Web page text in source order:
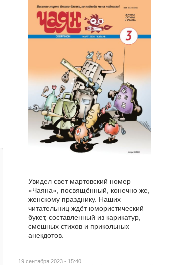
19 сентября 2023 - 15:40
Увидел свет мартовский номер
«Чаяна», посвящённый, конечно же,
женскому празднику. Наших
читательниц ждёт юмористический
букет, составленный из карикатур,
смешных стихов и прикольных
анекдотов.